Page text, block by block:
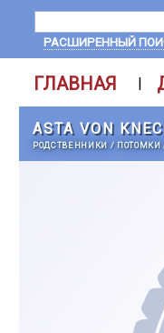
РАСШИРЕННЫЙ
ГЛАВНАЯ |
ASTA VON
РОДСТВЕННИКИ / ПОТОМКИ